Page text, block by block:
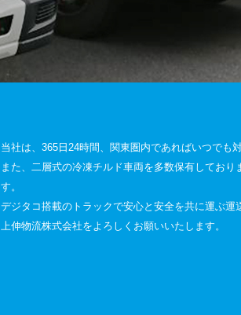
当社は、365日24時間、関東圏内であればいつでも
また、二層式の冷凍チルド車両を多数保有してお
す。
デジタコ搭載のトラックで安心と安全を共に運ぶ運
上伸物流株式会社をよろしくお願いいたします。